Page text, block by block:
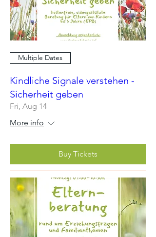
Multiple Dates
Kindliche Signale verstehen -
Sicherheit geben
Fri, Aug 14
More info
Buy Tickets